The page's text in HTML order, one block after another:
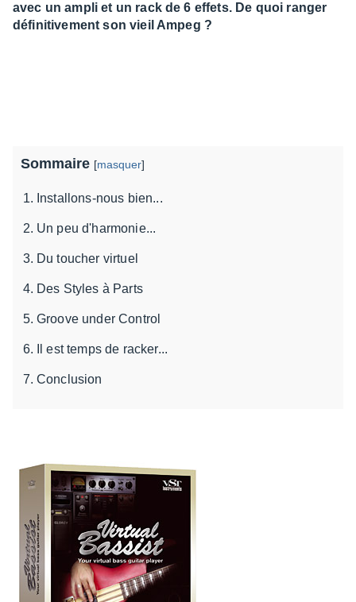
avec un ampli et un rack de 6 effets. De quoi ranger
définitivement son vieil Ampeg ?
Sommaire [masquer]
Installons-nous bien...
Un peu d'harmonie...
Du toucher virtuel
Des Styles à Parts
Groove under Control
Il est temps de racker...
Conclusion